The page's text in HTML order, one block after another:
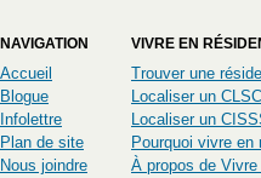
NAVIGATION
Accueil
Blogue
Infolettre
Plan de site
Nous joindre
VIVRE EN
Trouver une
Localiser un CLSC
Localiser un
Pourquoi vivre en
À propos de